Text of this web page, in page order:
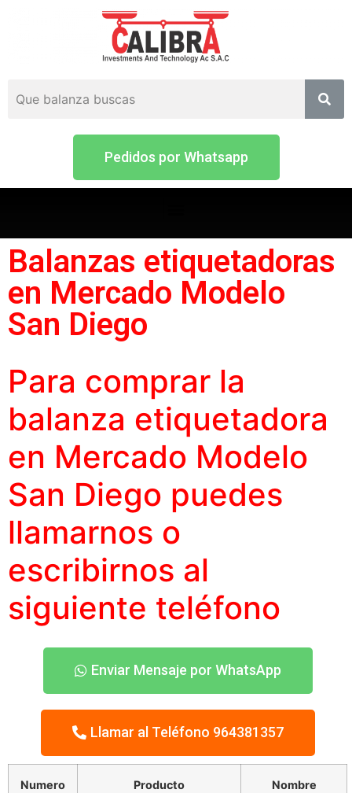
Pedidos por Whatsapp
Balanzas etiquetadoras
en Mercado Modelo
San Diego
Para comprar la
balanza etiquetadora
en Mercado Modelo
San Diego puedes
llamarnos o
escribirnos al
siguiente teléfono
Enviar Mensaje por WhatsApp
Llamar al Teléfono 964381357
Numero Producto Nombre